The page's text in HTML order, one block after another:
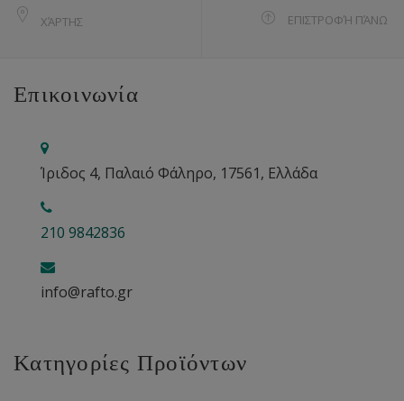
ΧΆΡΤΗΣ ΕΠΙΣΤΡΟΦΉ ΠΆΝΩ
Επικοινωνία
Ίριδος 4, Παλαιό Φάληρο, 17561, Ελλάδα
210 9842836
info@rafto.gr
Κατηγορίες Προϊόντων